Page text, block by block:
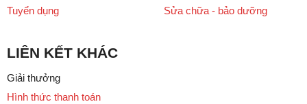
Tuyển dụng
Sửa chữa - bảo dưỡng
LIÊN KẾT KHÁC
Giải thưởng
Hình thức thanh toán